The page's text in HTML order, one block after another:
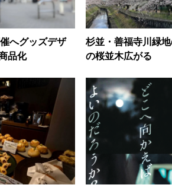
へグッズデザ
品化
杉並・善福寺川緑
の桜並木広がる